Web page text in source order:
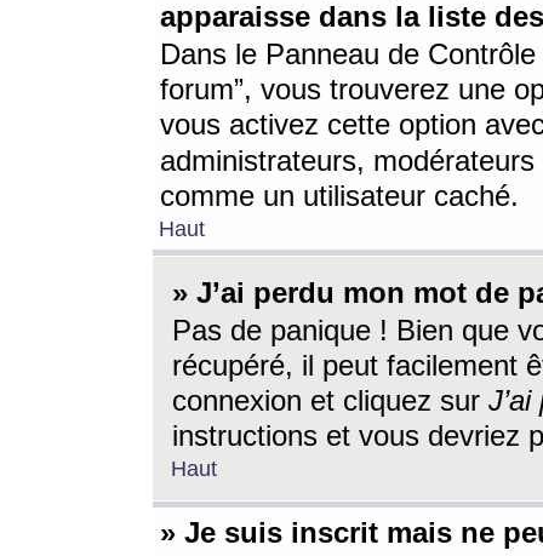
apparaisse dans la liste
Dans le Panneau de
forum”, vous trouverez une
vous activez cette option
administrateurs,
comme un utilisateur caché.
Haut
» J’ai perdu mon mot de
Pas de panique ! Bien que
récupéré, il peut facilement
connexion et cliquez sur
instructions et vous devriez
Haut
» Je suis inscrit mais ne